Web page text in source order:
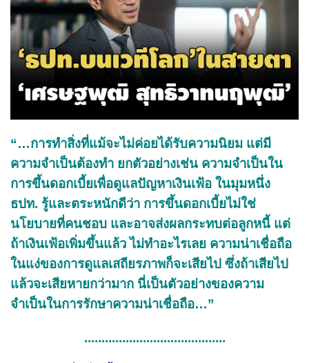
“…การทำสิ่งที่แม้จะไม่ค่อยได้รับความนิยม แต่มี
ความจำเป็นต้องทำ ยกตัวอย่างเช่น ความจำเป็นใน
การขึ้นดอกเบี้ยเพื่อดูแลปัญหาเงินเฟ้อ ในมุมหนึ่ง
ธปท. รู้และตระหนักดีว่า การขึ้นดอกเบี้ยไม่ใช่
นโยบายที่คนชอบ และอาจส่งผลกระทบต่อลูกหนี้ แต่
ถ้าเงินเฟ้อเพิ่มขึ้นแล้ว ไม่ทำอะไรเลย ความน่าเชื่อถือ
ในแง่ของการดูแลเสถียรภาพก็จะเสียไป ซึ่งถ้าเสียไป
แล้วจะเสียหายกว่ามาก นี่เป็นตัวอย่างของความ
จำเป็นในการรักษาความน่าเชื่อถือ…”
.........................................